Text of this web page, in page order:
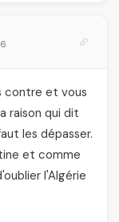
contre et vous
raison qui dit
les dépasser.
et comme
l'Algérie